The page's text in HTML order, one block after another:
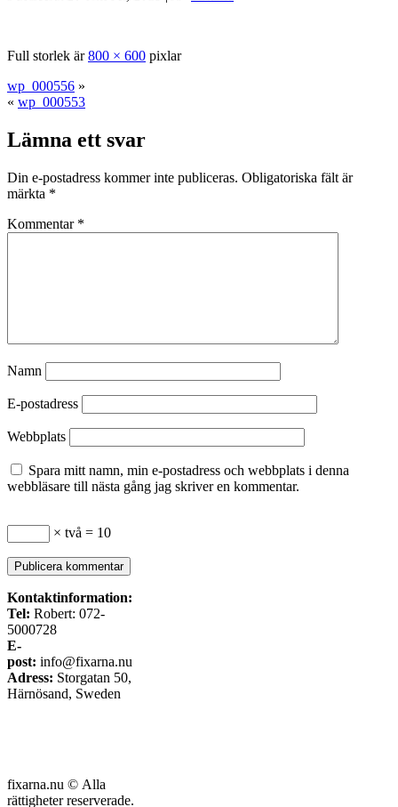
Full storlek är800 × 600 pixlar
wp_000556 »
« wp_000553
Lämna ett svar
Din e-postadress kommer inte publiceras. Obligatoriska fält är
märkta *
Kommentar *
Namn
E-postadress
Webbplats
Spara mitt namn, min e-postadress och webbplats i denna
webbläsare till nästa gång jag skriver en kommentar.
× två = 10
Kontaktinformation:
Tel: Robert: 072-
5000728
E-
post: info@fixarna.nu
Adress: Storgatan 50,
Härnösand, Sweden
fixarna.nu © Alla
rättigheter reserverade.